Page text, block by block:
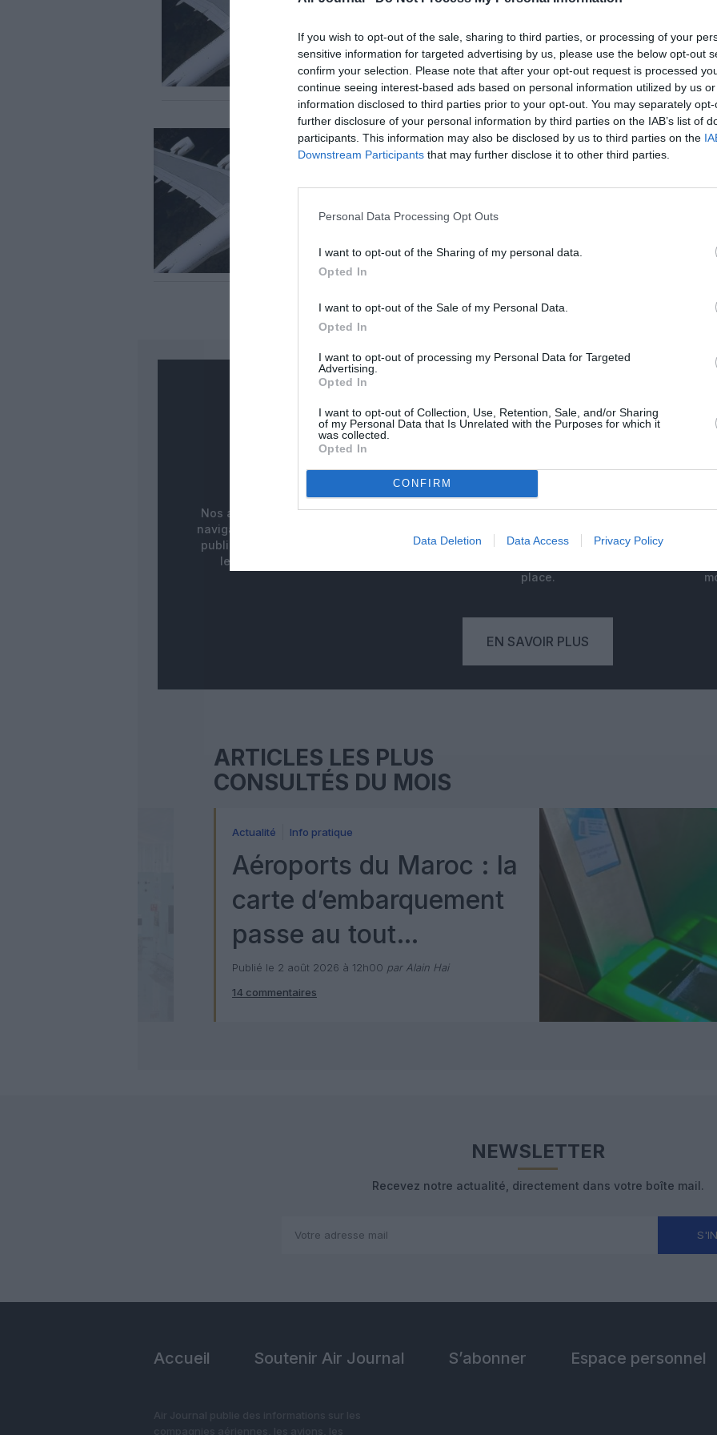
If you wish to opt-out of the sale, sharing to third parties, or processing of your
sensitive information for targeted advertising by us, please use the below opt-out
confirm your selection. Please note that after your opt-out request is processed
continue seeing interest-based ads based on personal information utilized by us
information disclosed to third parties prior to your opt-out. You may separately
further disclosure of your personal information by third parties on the IAB’s list of
participants. This information may also be disclosed by us to third parties on the
Downstream Participants that may further disclose it to other third parties.
Personal Data Processing Opt Outs
I want to opt-out of the Sharing of my personal data.
Opted In
I want to opt-out of the Sale of my Personal Data.
Opted In
I want to opt-out of processing my Personal Data for Targeted
Advertising.
Opted In
I want to opt-out of Collection, Use, Retention, Sale, and/or Sharing
of my Personal Data that Is Unrelated with the Purposes for which it
was collected.
Opted In
CONFIRM
Data Deletion Data Access Privacy Policy
Publié le 28 avril 2011 à 13h00
La compagnie aérienne uruguayenne Pluna a passé
commande pour trois avions à réaction Bombardier
CRJ900 pour un montant de 129 millions de dollars, a
annoncé l’avionneur canadien. Pluna, dont la flotte est
aujourd’hui entièrement composée d’avions Bombardier
CRJ 900NextGen d’une capacité de 76 à 90 sièges,
comptera donc 13 unités une fois la commande honorée.
0 commentaire LIRE L'ARTICLE
Actualité Perspective
Pluna veut grandir au Brésil
Publié le 27 février 2011 à 19h30par Joël Ricci
La compagnie aérienne uruguayenne Pluna espère une
croissance de 50 % de son trafic en 2011 grâce à un réseau
Montevideo cherche sa croissance en développant de
nouvelles liaisons internationales, mais de courtes
distances, et principalement depuis le Brésil, où elle mise
0 commentaire
19
PUBLICITÉ
MASQUÉE
Nos abonnés bénéficient d'une
navigation fluide sans bandeaux
publicitaires pour une meilleure
lecture de nos contenus.
RÉSERVÉ
Votre pseudonyme est validé à
empêchant qu'un autre lecteur
place.
EN SAVOIR PLUS
ARTICLES LES PLUS
CONSULTÉS DU MOIS
Actualité Info pratique
Aéroports du Maroc : la
carte d’embarquement
passe au tout
numérique avec Pax
Check
Publié le 2 août 2026 à 12h00 par Alain Hai
14 commentaires
NEWSLETTER
Recevez notre actualité, directement dans votre boîte mail.
Accueil Soutenir Air Journal S’abonner Espace personnel